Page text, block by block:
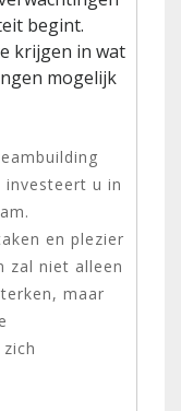
begint.
krijgen in wat
mogelijk
u in
en plezier
zal niet alleen
maar